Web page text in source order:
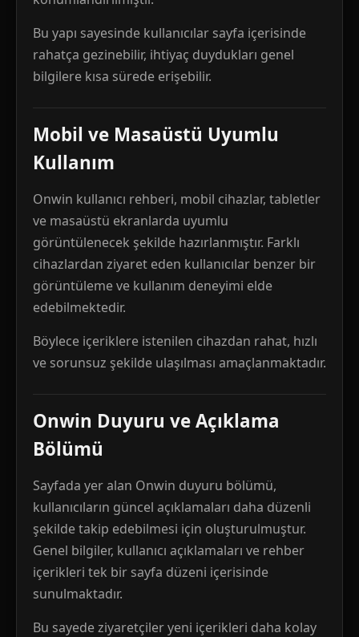
Bu yapı sayesinde kullanıcılar sayfa içerisinde
rahatça gezinebilir, ihtiyaç duydukları genel
bilgilere kısa sürede erişebilir.
Mobil ve Masaüstü Uyumlu
Kullanım
Onwin kullanıcı rehberi, mobil cihazlar, tabletler
ve masaüstü ekranlarda uyumlu
görüntülenecek şekilde hazırlanmıştır. Farklı
cihazlardan ziyaret eden kullanıcılar benzer bir
görüntüleme ve kullanım deneyimi elde
edebilmektedir.
Böylece içeriklere istenilen cihazdan rahat, hızlı
ve sorunsuz şekilde ulaşılması amaçlanmaktadır.
Onwin Duyuru ve Açıklama
Bölümü
Sayfada yer alan Onwin duyuru bölümü,
kullanıcıların güncel açıklamaları daha düzenli
şekilde takip edebilmesi için oluşturulmuştur.
Genel bilgiler, kullanıcı açıklamaları ve rehber
içerikleri tek bir sayfa düzeni içerisinde
sunulmaktadır.
Bu sayede ziyaretçiler yeni içerikleri daha kolay